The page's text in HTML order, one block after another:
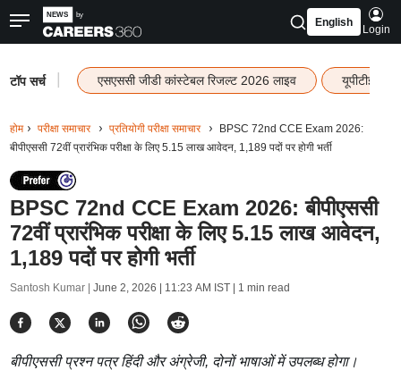
English
Login
टॉप सर्च एसएससी जीडी कांस्टेबल रिजल्ट 2026 लाइव यूपीटीईटी
होम परीक्षा समाचार प्रतियोगी परीक्षा समाचार
BPSC 72nd CCE Exam 2026:
बीपीएससी 72वीं प्रारंभिक परीक्षा के लिए 5.15 लाख आवेदन, 1,189 पदों पर होगी भर्ती
BPSC 72nd CCE Exam 2026: बीपीएससी
72वीं प्रारंभिक परीक्षा के लिए 5.15 लाख आवेदन,
1,189 पदों पर होगी भर्ती
Santosh Kumar | June 2, 2026 | 11:23 AM IST| 1 min read
बीपीएससी प्रश्न पत्र हिंदी और अंग्रेजी, दोनों भाषाओं में उपलब्ध होगा।